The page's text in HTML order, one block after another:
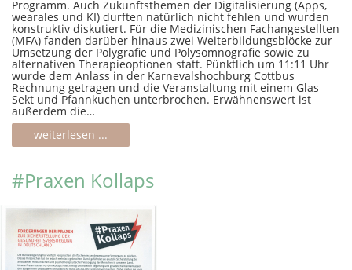
Programm. Auch Zukunftsthemen der Digitalisierung (Apps,
wearales und KI) durften natürlich nicht fehlen und wurden
konstruktiv diskutiert. Für die Medizinischen Fachangestellten
(MFA) fanden darüber hinaus zwei Weiterbildungsblöcke zur
Umsetzung der Polygrafie und Polysomnografie sowie zu
alternativen Therapieoptionen statt. Pünktlich um 11:11 Uhr
wurde dem Anlass in der Karnevalshochburg Cottbus
Rechnung getragen und die Veranstaltung mit einem Glas
Sekt und Pfannkuchen unterbrochen. Erwähnenswert ist
außerdem die…
weiterlesen ...
#Praxen Kollaps